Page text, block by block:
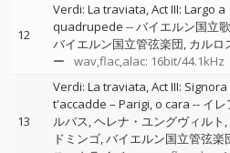
12
Verdi: La traviata, Act III: Largo a
quadrupede --バイエルン国立
バイエルン国立管弦楽団 カルロ
ー
wav,flac,alac: 16bit/44.1kHz
13
Verdi: La traviata, Act III: Signora
t'accadde – Parigi, o cara -- イレ
ルバス ヘレナ・ユングヴィルト
ドミンゴ バイエルン国立管弦楽